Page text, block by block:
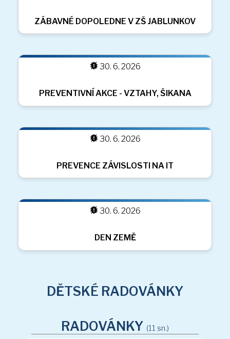
SETKÁNÍ SE STUDENTY S PROJEKTU
ERASMUS
OCHUTNÁVKA MLÉČNÝCH VÝROBKŮ
30. 6. 2026
30. 6. 2026
30. 6. 2026
DĚTSKÉ RADOVÁNKY
RADOVÁNKY(11 sn.)